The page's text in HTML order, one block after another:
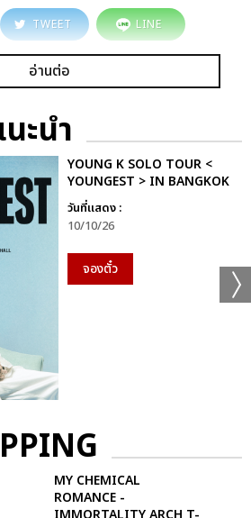
TWEET LINE
อ่านต่อ
ะนำ
YOUNG K SOLO TOUR <
YOUNGEST > IN BANGKOK
วันที่แสดง :
10/10/26
จองตั๋ว
MY CHEMICAL
ROMANCE -